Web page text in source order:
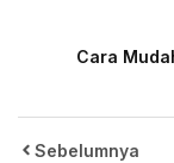
Sebelumnya
Cara